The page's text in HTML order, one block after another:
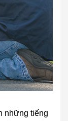
những tiếng